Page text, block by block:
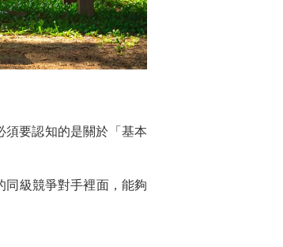
須要認知的是關於「基本
同級競爭對手裡面，能夠